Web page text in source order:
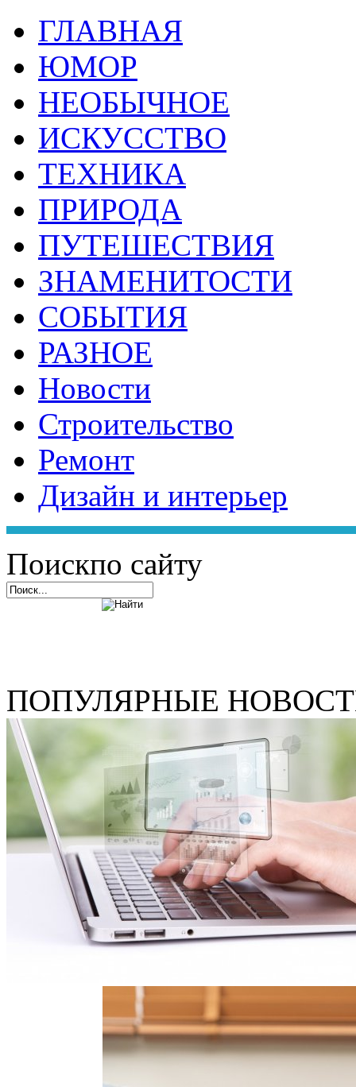
ГЛАВНАЯ
ЮМОР
НЕОБЫЧНОЕ
ИСКУССТВО
ТЕХНИКА
ПРИРОДА
ПУТЕШЕСТВИЯ
ЗНАМЕНИТОСТИ
СОБЫТИЯ
РАЗНОЕ
Новости
Строительство
Ремонт
Дизайн и интерьер
Поискпо сайту
ПОПУЛЯРНЫЕ